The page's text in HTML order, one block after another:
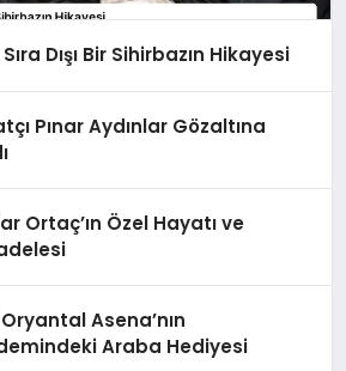
Dışı Bir Sihirbazın Hikayesi
Pınar Aydınlar Gözaltına
Ortaç’ın Özel Hayatı ve
Asena’nın
Araba Hediyesi